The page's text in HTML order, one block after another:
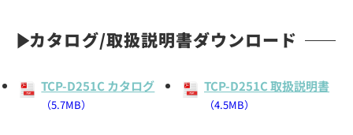
ロックスイッチ(メロディー付き)イヤホンマイク
カタログ/取扱説明書ダウンロード
TCP-D251C カタログ
（5.7MB）
TCP-D251C 取扱説明書
（4.5MB）